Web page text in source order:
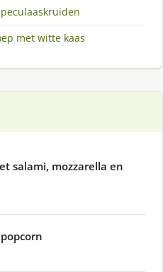
met witte kaas
salami, mozzarella en